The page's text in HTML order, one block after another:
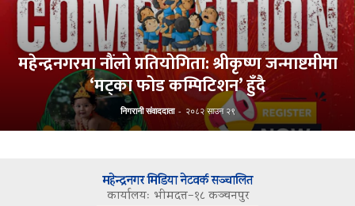
महेन्द्रनगरमा नौंलो प्रतियोगिता: श्रीकृष्ण जन्माष्टमीमा
‘मट्का फोड कम्पिटिशन’ हुँदै
निगरानी संवाददाता - २०८२ साउन २९
महेन्द्रनगर मिडिया नेटवर्क सञ्चालित
कार्यालयः भीमदत्त–१८ कञ्चनपुर